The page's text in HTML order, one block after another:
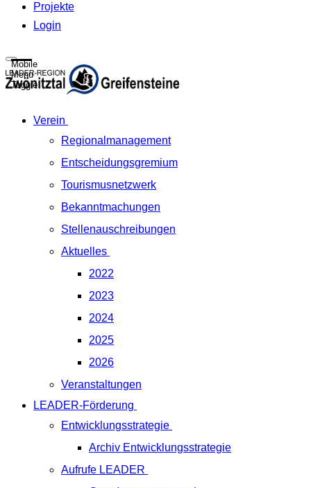
Projekte
Login
Mobile
Menu
Toggle
Verein
Regionalmanagement
Entscheidungsgremium
Tourismusnetzwerk
Bekanntmachungen
Stellenauschreibungen
Aktuelles
2022
2023
2024
2025
2026
Veranstaltungen
LEADER-Förderung
Entwicklungsstrategie
Archiv Entwicklungsstrategie
Aufrufe LEADER